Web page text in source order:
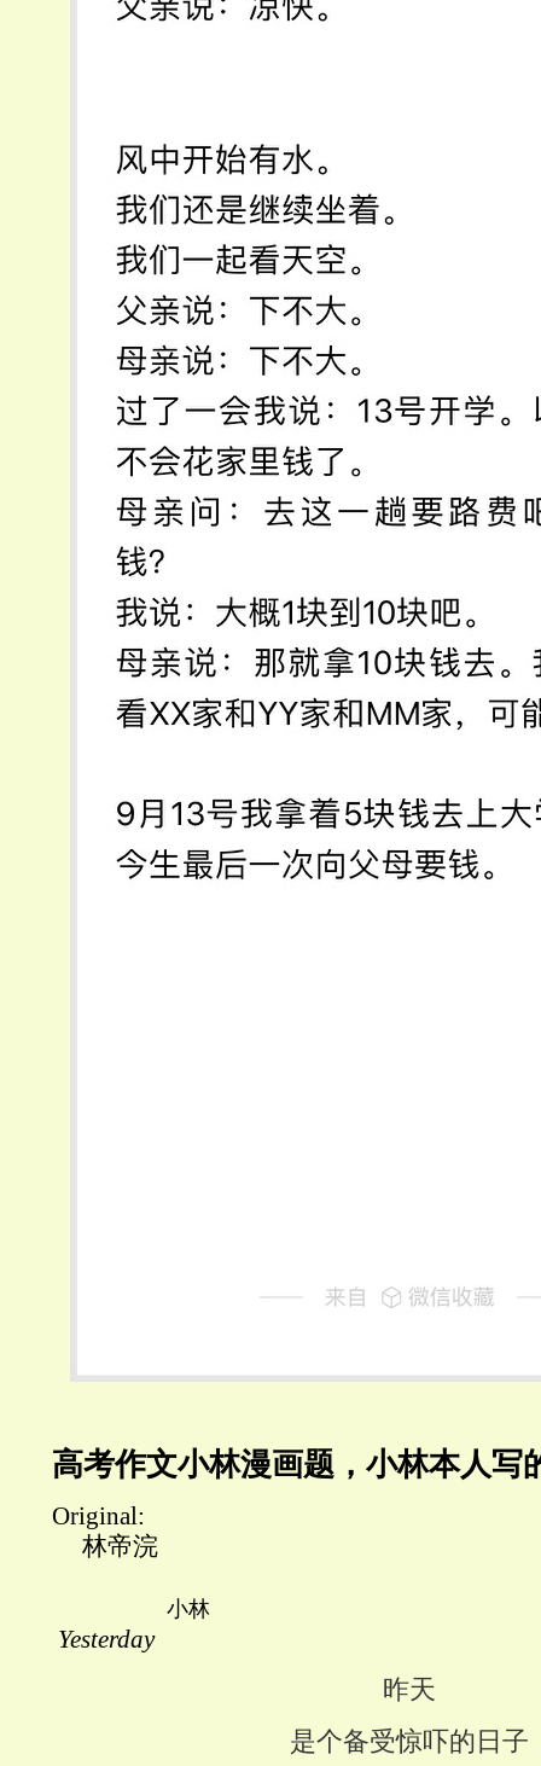
高考作文小林漫画题，小林本人写
Original:
林帝浣
小林
Yesterday
昨天
是个备受惊吓的日子